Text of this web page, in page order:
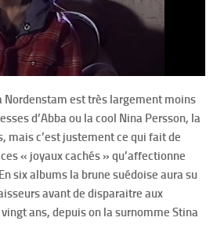
Nordenstam est très largement moins
d’Abba ou la cool Nina Persson, la
mais c’est justement ce qui fait de
« joyaux cachés » qu’affectionne
six albums la brune suédoise aura su
avant de disparaitre aux
ans, depuis on la surnomme Stina